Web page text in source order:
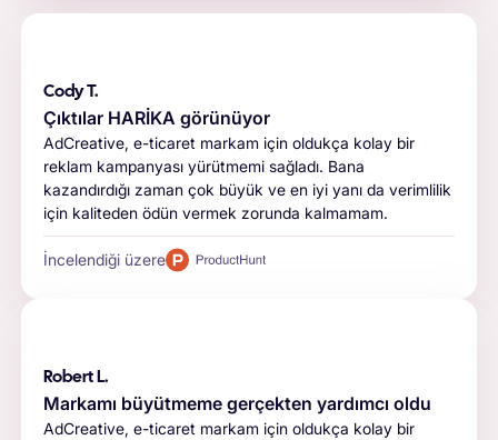
Cody T.
Çıktılar HARİKA görünüyor
AdCreative, e-ticaret markam için oldukça kolay bir
reklam kampanyası yürütmemi sağladı. Bana
kazandırdığı zaman çok büyük ve en iyi yanı da verimlilik
için kaliteden ödün vermek zorunda kalmamam.
İncelendiği üzere
Robert L.
Markamı büyütmeme gerçekten yardımcı oldu
AdCreative, e-ticaret markam için oldukça kolay bir